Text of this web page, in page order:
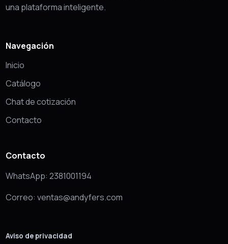
una plataforma inteligente.
Navegación
Inicio
Catálogo
Chat de cotización
Contacto
Contacto
WhatsApp: 2381001194
Correo: ventas@andyfers.com
Aviso de privacidad